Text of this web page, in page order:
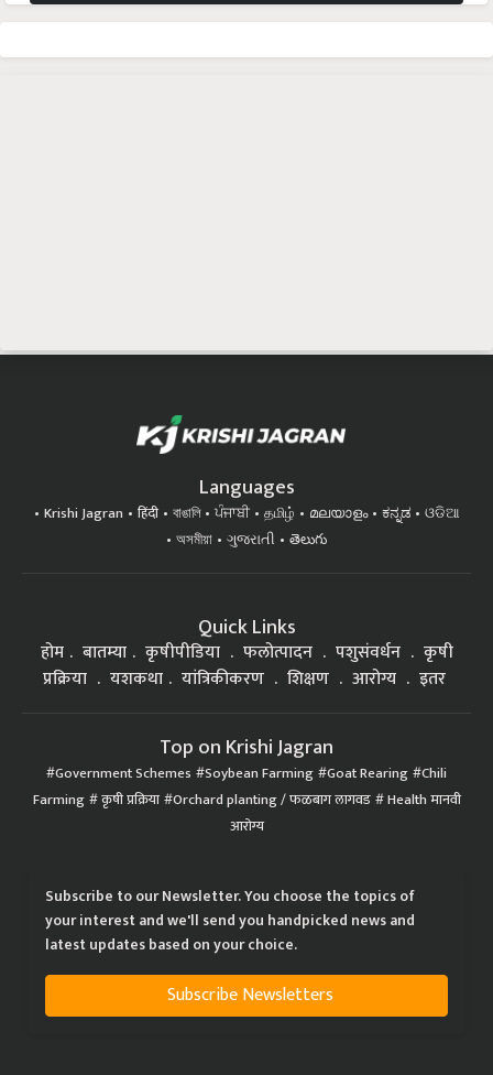
Languages
Krishi Jagran हिंदी বাঙালি ਪੰਜਾਬੀ தமிழ் മലയാളം ಕನ್ನಡ
ଓଡିଆ
অসমীয়া
ગુજરાતી తెలుగు
Quick Links
होम बातम्या कृषीपीडिया फलोत्पादन पशुसंवर्धन
कृषी
प्रक्रिया
यशकथा यांत्रिकीकरण शिक्षण आरोग्य इतर
Top on Krishi Jagran
Government Schemes Soybean Farming Goat Rearing Chili
Farming कृषी प्रक्रिया Orchard planting / फळबाग लागवड Health मानवी
आरोग्य
Subscribe to our Newsletter. You choose the topics of
your interest and we'll send you handpicked news and
latest updates based on your choice.
Subscribe Newsletters